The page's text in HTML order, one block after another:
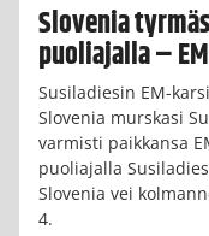
Slovenia
puoliajalla –
Susiladiesin EM-
Slovenia murskasi
varmisti paikkansa
puoliajalla
Slovenia vei
4.